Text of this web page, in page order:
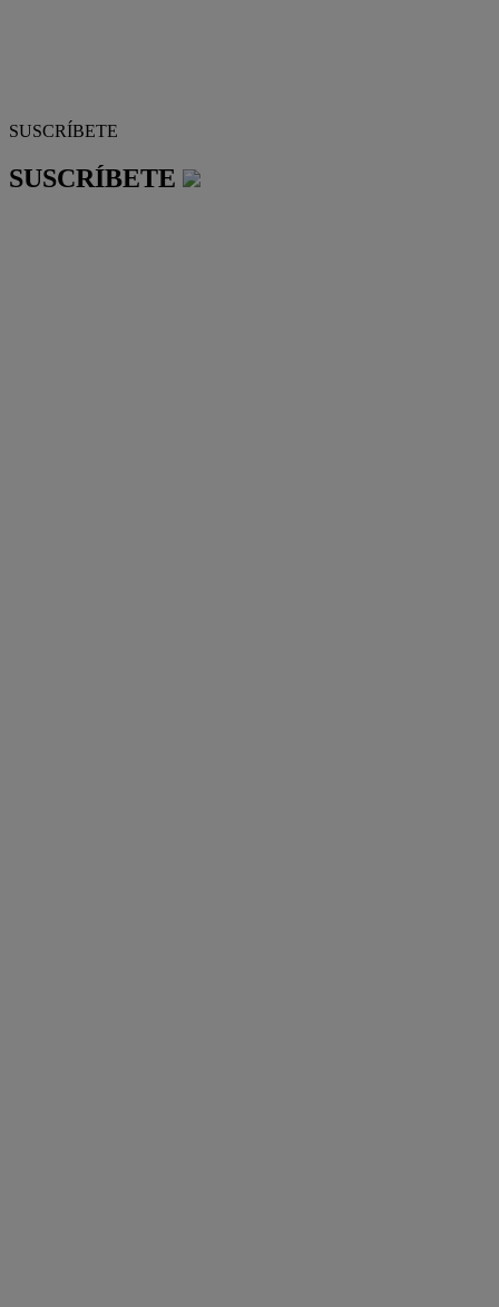
SUSCRÍBETE
SUSCRÍBETE